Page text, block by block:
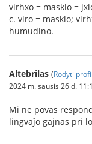
virhxo = masklo =
c. viro = masklo;
humudino.
Altebrilas (Rodyti
2024 m. sausis 26 d.
Mi ne povas
lingvaĵo gajnas pri